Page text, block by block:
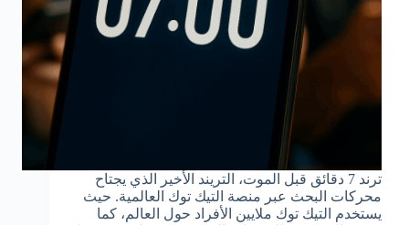
ترند 7 دقائق قبل الموت، التريند الأخير الذي يجتاح
محركات البحث عبر منصة التيك توك العالمية. حيث
يستخدم التيك توك ملايين الأفراد حول العالم، كما